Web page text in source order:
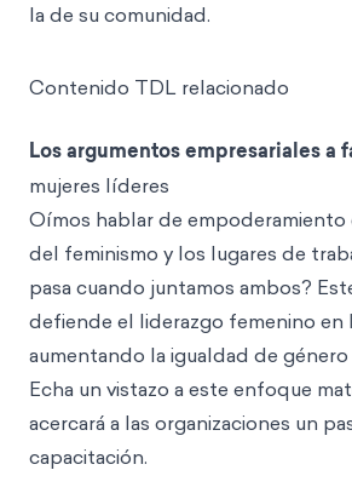
la de su comunidad.
Contenido TDL relacionado
Los argumentos empresariales a
mujeres líderes
Oímos hablar de empoderamiento
del feminismo y los lugares de
pasa cuando juntamos ambos?
defiende el liderazgo femenino en
aumentando la igualdad de
Echa un vistazo a este enfoque
acercará a las organizaciones un
capacitación.